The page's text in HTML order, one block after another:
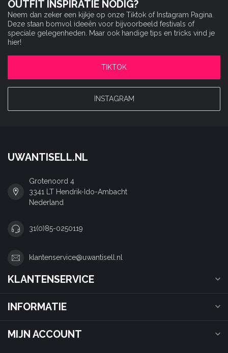
OUTFIT INSPIRATIE NODIG?
Neem dan zeker een kijkje op onze Tiktok of Instagram Pagina.
Deze staan bomvol ideeën voor bijvoorbeeld festivals of
speciale gelegenheden. Maar ook handige tips en tricks vind je
hier!
TIKTOK
INSTAGRAM
UWANTISELL.NL
Grotenoord 4
3341 LT Hendrik-Ido-Ambacht
Nederland
31(0)85-0250119
klantenservice@uwantisell.nl
KLANTENSERVICE
INFORMATIE
MIJN ACCOUNT